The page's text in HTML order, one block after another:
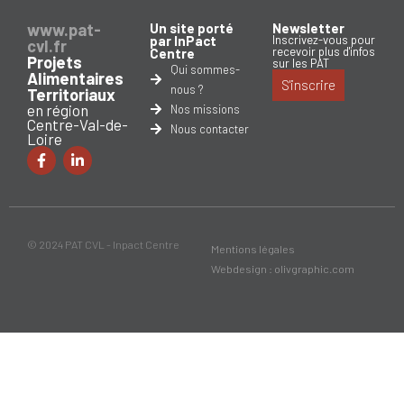
www.pat-
cvl.fr
Projets
Alimentaires
Territoriaux
en région
Centre-Val-de-
Loire
Un site porté
par InPact
Centre
Qui sommes-
nous ?
Nos missions
Nous contacter
Newsletter
Inscrivez-vous pour
recevoir plus d'infos
sur les PAT
S'inscrire
© 2024 PAT CVL - Inpact Centre
Mentions légales
Webdesign : olivgraphic.com